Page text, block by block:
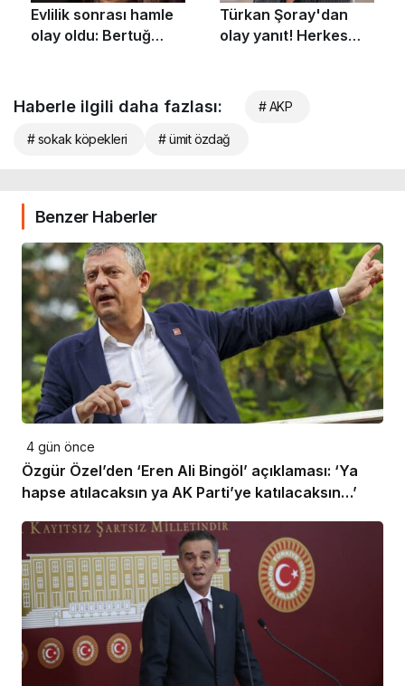
Haberle ilgili daha fazlası: # AKP
# sokak köpekleri # ümit özdağ
Benzer Haberler
4 gün önce
Özgür Özel’den ‘Eren Ali Bingöl’ açıklaması: ‘Ya
hapse atılacaksın ya AK Parti’ye katılacaksın…’